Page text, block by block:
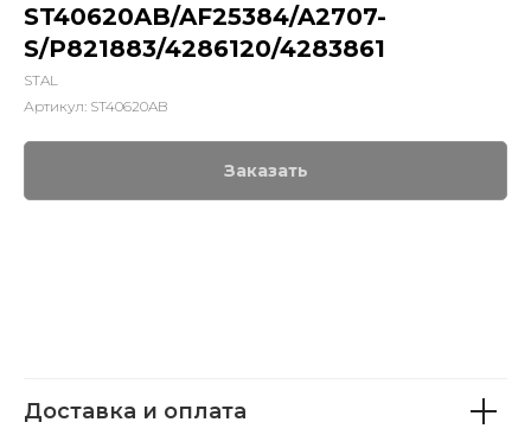
ST40620AB/AF25384/A2707-
S/P821883/4286120/4283861
STAL
Артикул: ST40620AB
Заказать
Доставка и оплата